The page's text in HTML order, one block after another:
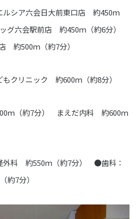
シア六会日大前東口店 約450ｍ
グ六会駅前店 約450ｍ（約6分）
約500ｍ（約7分）
クリニック 約600ｍ（約8分）
ｍ（約7分） まえだ内科 約600ｍ
外科 約550ｍ（約7分） ●歯科：
約7分）